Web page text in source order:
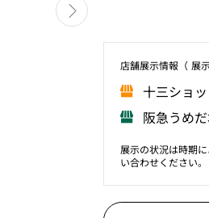
店舗展⽰情報（ 展
⼗三ショ
阪急うめ
展示の状況は時期
い合わせください。